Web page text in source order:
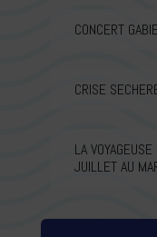
CONCERT
CRISE
LA
JUILLET AU